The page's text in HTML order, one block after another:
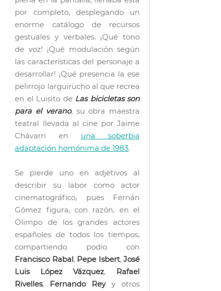
por completo, desplegando un
enorme catálogo de recursos
gestuales y verbales. ¡Qué tono
de voz! ¡Qué modulación según
las características del personaje a
desarrollar! ¡Qué presencia la ese
pelirrojo larguirucho al que recrea
en el Luisito de Las bicicletas son
para el verano, su obra maestra
teatral llevada al cine por Jaime
Chávarri en una soberbia
adaptación homónima de 1983.
Se pierde uno en adjetivos al
describir su labor como actor
cinematográfico, pues Fernán
Gómez figura, con razón, en el
Olimpo de los grandes actores
españoles de todos los tiempos,
compartiendo podio con
Francisco Rabal, Pepe Isbert, José
Luis López Vázquez, Rafael
Rivelles, Fernando Reyy otros